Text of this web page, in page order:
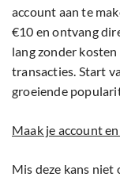
account aan te
€10 en ontvang
lang zonder
transacties. Start
groeiende
Maak je account
Mis deze kans